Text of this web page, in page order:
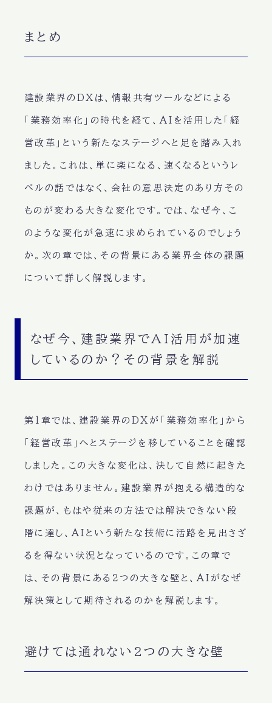
まとめ
建設業界のDXは、情報共有ツールなどによる
「業務効率化」の時代を経て、AIを活用した「経
営改革」という新たなステージへと足を踏み入れ
ました。これは、単に楽になる、速くなるというレ
ベルの話ではなく、会社の意思決定のあり方その
ものが変わる大きな変化です。では、なぜ今、こ
のような変化が急速に求められているのでしょう
か。次の章では、その背景にある業界全体の課題
について詳しく解説します。
なぜ今、建設業界でAI活用が加速
しているのか？その背景を解説
第1章では、建設業界のDXが「業務効率化」から
「経営改革」へとステージを移していることを確認
しました。この大きな変化は、決して自然に起きた
わけではありません。建設業界が抱える構造的な
課題が、もはや従来の方法では解決できない段
階に達し、AIという新たな技術に活路を見出さざ
るを得ない状況となっているのです。この章で
は、その背景にある2つの大きな壁と、AIがなぜ
解決策として期待されるのかを解説します。
避けては通れない2つの大きな壁